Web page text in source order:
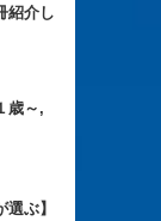
紹介し
歳～,
ぶ】